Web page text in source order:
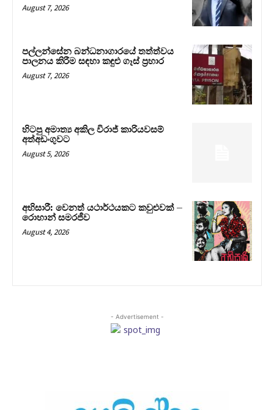
August 7, 2026
පල්ලන්සේන බන්ධනාගාරයේ තත්ත්වය
පාලනය කිරීම සඳහා කඳුළු ගෑස් ප්‍රහාර
August 7, 2026
හිටපු අමාත්‍ය අකිල විරාජ් කාරියවසම්
අත්අඩංගුවට
August 5, 2026
අභිසාරී: වෙනත් යථාර්ථයකට කවුළුවක් –
රොහාන් සමරජීව
August 4, 2026
- Advertisement -